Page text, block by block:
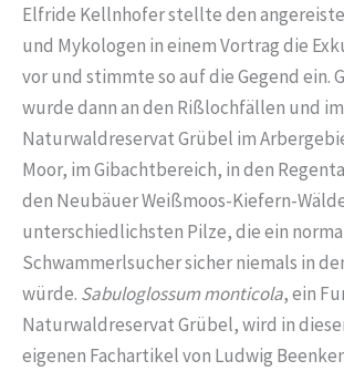
Elfride Kellnhofer stellte den
und Mykologen in einem Vortrag die
vor und stimmte so auf die Gegend ein.
wurde dann an den Rißlochfällen und im
Naturwaldreservat Grübel im
Moor, im Gibachtbereich, in den
den Neubäuer Weißmoos-Kiefern-
unterschiedlichsten Pilze, die ein
Schwammerlsucher sicher niemals in
würde. Sabuloglossum monticola, ein
Naturwaldreservat Grübel, wird in
eigenen Fachartikel von Ludwig